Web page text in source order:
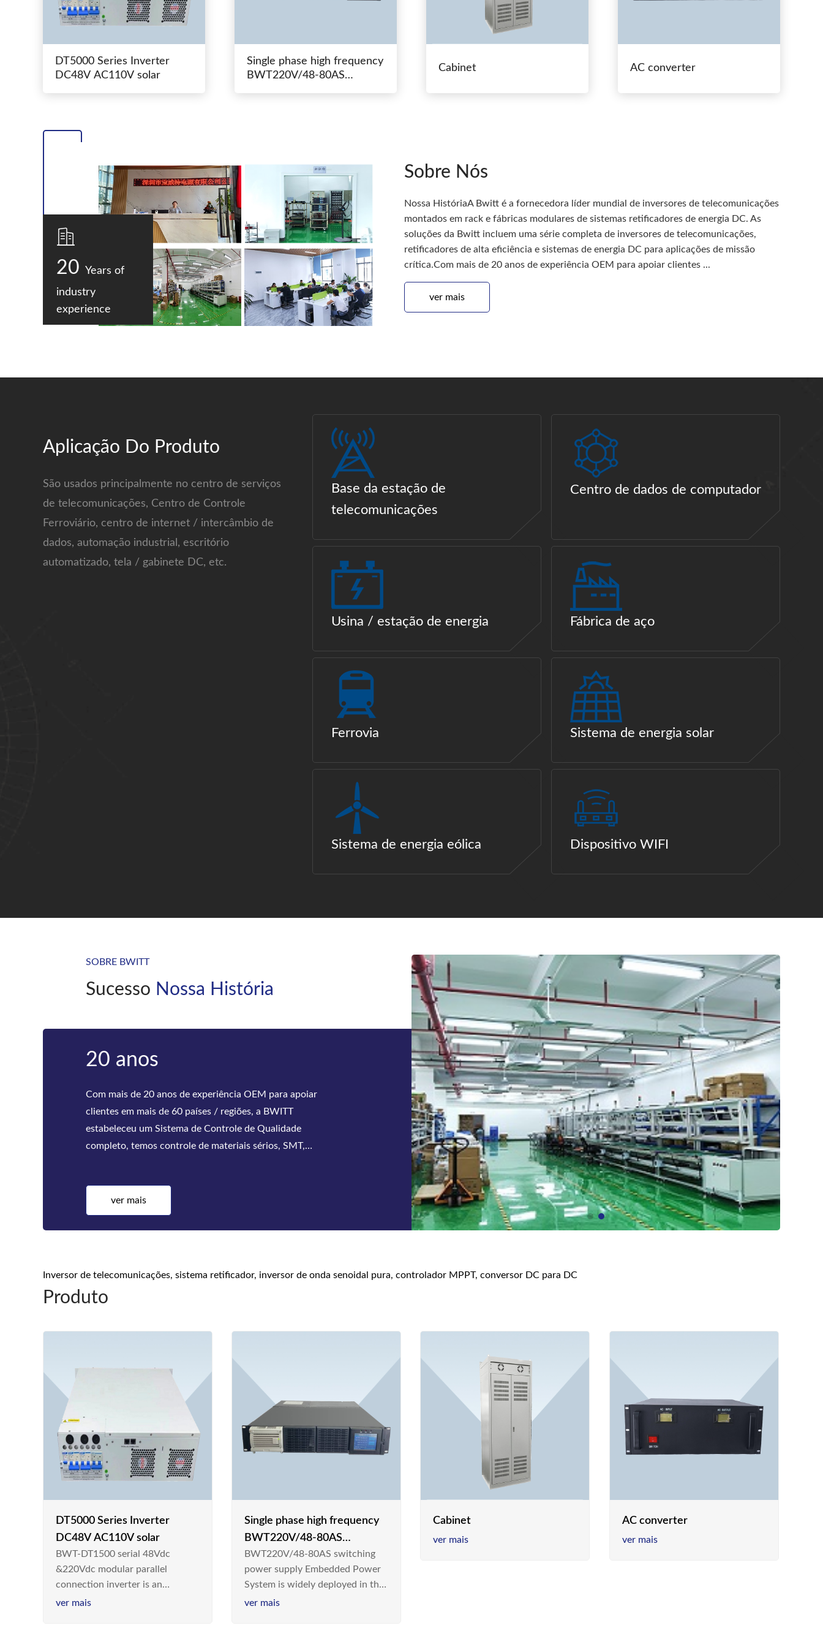
DT5000 Series Inverter
DC48V AC110V solar
Single phase high frequency
BWT220V/48-80AS
Cabinet AC converter
20 Years of
industry
experience
Sobre Nós
Nossa HistóriaA Bwitt é a fornecedora líder mundial de inversores de telecomunicações
montados em rack e fábricas modulares de sistemas retificadores de energia DC. As
soluções da Bwitt incluem uma série completa de inversores de telecomunicações,
retificadores de alta eficiência e sistemas de energia DC para aplicações de missão
crítica.Com mais de 20 anos de experiência OEM para apoiar clientes ...
ver mais
Aplicação Do Produto
São usados principalmente no centro de serviços
de telecomunicações, Centro de Controle
Ferroviário, centro de internet / intercâmbio de
dados, automação industrial, escritório
automatizado, tela / gabinete DC, etc.
Base da estação de
telecomunicações
Centro de dados de computador
Usina / estação de energia Fábrica de aço
Ferrovia Sistema de energia solar
Sistema de energia eólica Dispositivo WIFI
SOBRE BWITT
Sucesso Nossa História
Borboleta
A Bwitt é a fornecedora líder mundial de inversores de
telecomunicações montados em rack e fábricas modulares
de sistemas retificadores de energia CC. As soluções da
Bwitt incluem uma série completa de inversores de tele
ver mais
Inversor de telecomunicações, sistema retificador, inversor de onda senoidal pura, controlador MPPT, conversor DC para DC
Produto
DT5000 Series Inverter
DC48V AC110V solar
BWT-DT1500 serial 48Vdc
&220Vdc modular parallel
connection inverter is an
inversion device that converts
ver mais
Single phase high frequency
BWT220V/48-80AS
switching power supply
BWT220V/48-80AS switching
power supply Embedded Power
System is widely deployed in the
Telecom/Industrial environment
ver mais
Cabinet
ver mais
AC converter
ver mais